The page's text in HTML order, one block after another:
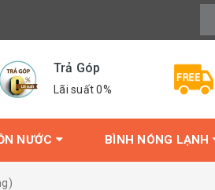
Trả Góp
Lãi suất 0%
NƯỚC BÌNH NÓNG LẠNH